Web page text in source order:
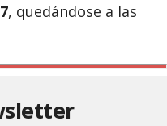
, quedándose a las